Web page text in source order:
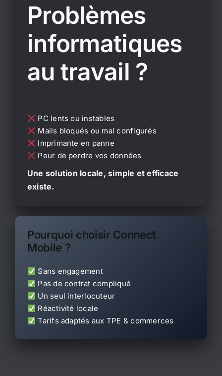
Problèmes
informatiques
au travail ?
PC lents ou instables
Mails bloqués ou mal configurés
Imprimante en panne
Peur de perdre vos données
Une solution locale, simple et efficace
existe.
Pourquoi choisir Connect
Mobile ?
Sans engagement
Pas de contrat compliqué
Un seul interlocuteur
Réactivité locale
Tarifs adaptés aux TPE & commerces